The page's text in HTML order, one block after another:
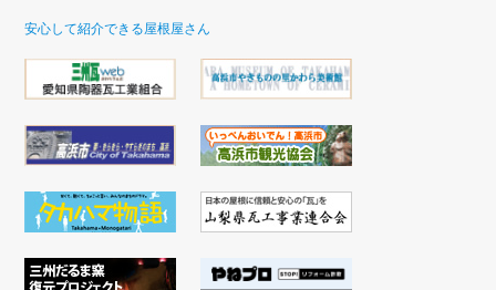
安心して紹介できる屋根屋さん